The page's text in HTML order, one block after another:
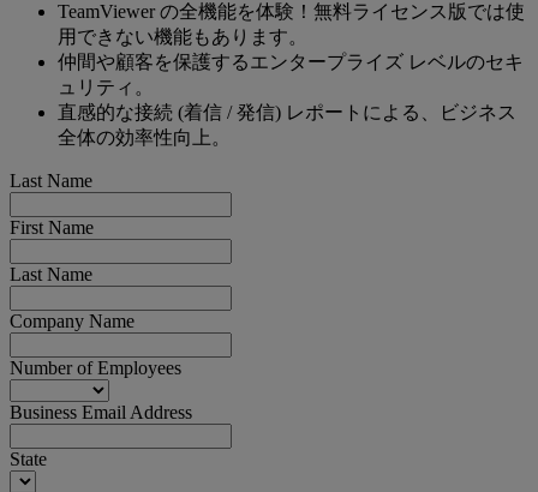
TeamViewer の全機能を体験！無料ライセンス版では使
用できない機能もあります。
仲間や顧客を保護するエンタープライズ レベルのセキ
ュリティ。
直感的な接続 (着信 / 発信) レポートによる、ビジネス
全体の効率性向上。
Last Name
First Name
Last Name
Company Name
Number of Employees
Business Email Address
State